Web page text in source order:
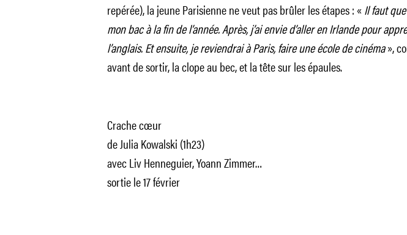
repérée), la jeune Parisienne ne veut pas brûler les étapes : «Il faut
mon bac à la fin de l’année. Après, j’ai envie d’aller en Irlande pour
l’anglais. Et ensuite, je reviendrai à Paris, faire une école de cinéma»,
avant de sortir, la clope au bec, et la tête sur les épaules.
Crache cœur
de Julia Kowalski (1h23)
avec Liv Henneguier, Yoann Zimmer…
sortie le 17 février